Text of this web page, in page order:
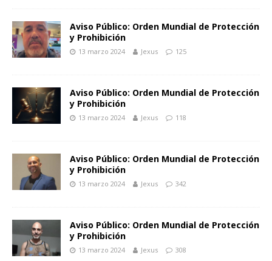
Aviso Público: Orden Mundial de Protección
y Prohibición
13 marzo 2024 Jexus 125
Aviso Público: Orden Mundial de Protección
y Prohibición
13 marzo 2024 Jexus 118
Aviso Público: Orden Mundial de Protección
y Prohibición
13 marzo 2024 Jexus 342
Aviso Público: Orden Mundial de Protección
y Prohibición
13 marzo 2024 Jexus 308